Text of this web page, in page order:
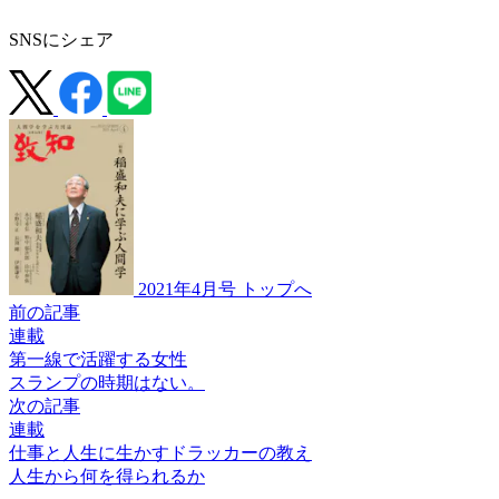
SNSにシェア
2021年4月号 トップへ
前の記事
連載
第一線で活躍する女性
スランプの時期はない。
次の記事
連載
仕事と人生に生かすドラッカーの教え
人生から何を得られるか